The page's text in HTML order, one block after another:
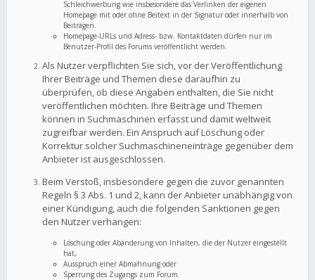
Schleichwerbung wie insbesondere das Verlinken der eigenen
Homepage mit oder ohne Beitext in der Signatur oder innerhalb von
Beiträgen.
Homepage-URLs und Adress- bzw. Kontaktdaten dürfen nur im
Benutzer-Profil des Forums veröffentlicht werden.
Als Nutzer verpflichten Sie sich, vor der Veröffentlichung
Ihrer Beiträge und Themen diese daraufhin zu
überprüfen, ob diese Angaben enthalten, die Sie nicht
veröffentlichen möchten. Ihre Beiträge und Themen
können in Suchmaschinen erfasst und damit weltweit
zugreifbar werden. Ein Anspruch auf Löschung oder
Korrektur solcher Suchmaschineneinträge gegenüber dem
Anbieter ist ausgeschlossen.
Beim Verstoß, insbesondere gegen die zuvor genannten
Regeln § 3 Abs. 1 und 2, kann der Anbieter unabhängig von
einer Kündigung, auch die folgenden Sanktionen gegen
den Nutzer verhängen:
Löschung oder Abänderung von Inhalten, die der Nutzer eingestellt
hat,
Ausspruch einer Abmahnung oder
Sperrung des Zugangs zum Forum.